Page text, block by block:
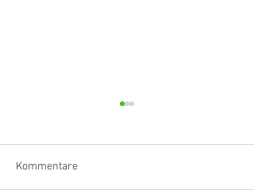
Kommentare